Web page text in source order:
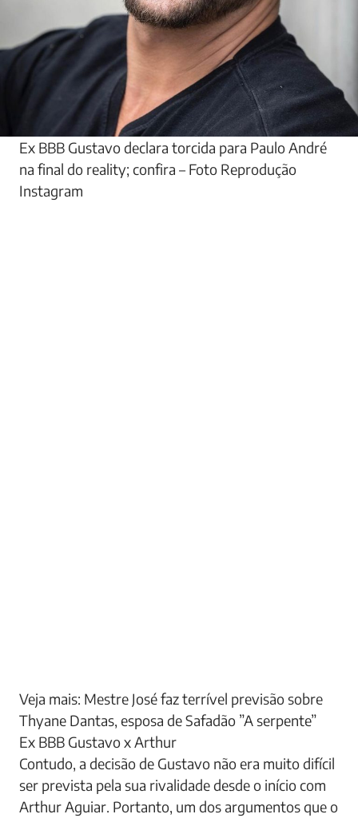
Ex BBB Gustavo declara torcida para Paulo André
na final do reality; confira – Foto Reprodução
Instagram
Veja mais: Mestre José faz terrível previsão sobre
Thyane Dantas, esposa de Safadão ”A serpente”
Ex BBB Gustavo x Arthur
Contudo, a decisão de Gustavo não era muito difícil
ser prevista pela sua rivalidade desde o início com
Arthur Aguiar. Portanto, um dos argumentos que o